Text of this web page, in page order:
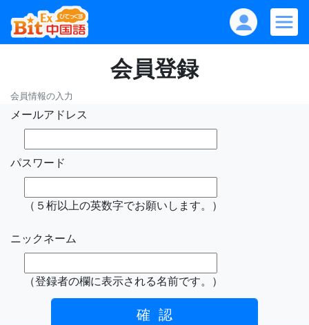
会員登録
会員情報の入力
メールアドレス
パスワード
（５桁以上の英数字でお願いします。）
ニックネーム
（登録者の欄に表示される名前です。）